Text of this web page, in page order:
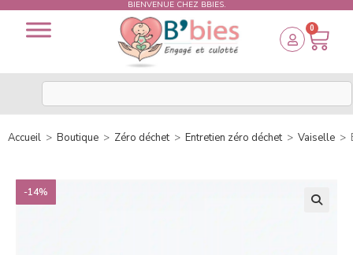
BIENVENUE CHEZ BBIES.
0
Accueil > Boutique > Zéro déchet > Entretien zéro déchet > Vaiselle >
-14%